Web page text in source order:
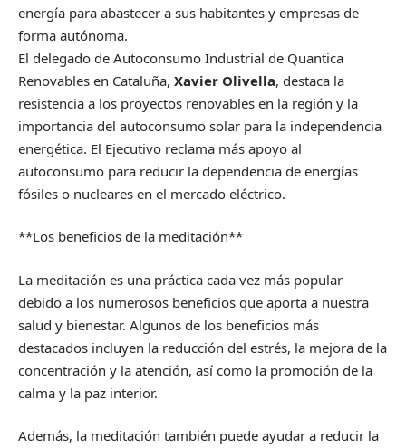
energía para abastecer a sus habitantes y empresas de
forma autónoma.
El delegado de Autoconsumo Industrial de Quantica
Renovables en Cataluña, Xavier Olivella, destaca la
resistencia a los proyectos renovables en la región y la
importancia del autoconsumo solar para la independencia
energética. El Ejecutivo reclama más apoyo al
autoconsumo para reducir la dependencia de energías
fósiles o nucleares en el mercado eléctrico.
**Los beneficios de la meditación**
La meditación es una práctica cada vez más popular
debido a los numerosos beneficios que aporta a nuestra
salud y bienestar. Algunos de los beneficios más
destacados incluyen la reducción del estrés, la mejora de la
concentración y la atención, así como la promoción de la
calma y la paz interior.
Además, la meditación también puede ayudar a reducir la